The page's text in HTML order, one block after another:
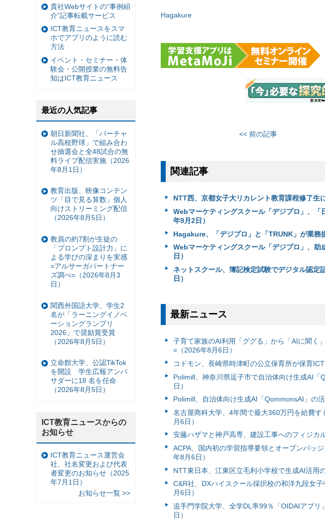
Hagakure
<< 前の記事
関連記事
NTT西、京都女子大リカレント教育課程修了生
Webマーケティングスクール「デジプロ」、
年9月2日）
Hagakure、「デジプロ」と「TRUNK」が業務
Webマーケティングスクール「デジプロ」、
日）
ネットスクール、簿記検定試験でデジタル認
日）
最新ニュース
子育て家族のAI利用「ググる」から「AIに聞く
=（2026年8月6日）
コドモン、長崎県時津町の公立保育所が保育
Polimill、神奈川県逗子市で自治体向け生成AI
日）
Polimill、自治体向け生成AI「QommonsAI」の
名古屋商科大学、4年間で最大360万円を給費
月6日）
安藤ハザマと神戸高専、建設工事へのフィジカ
ACPA、国内初の学習指導要領とオープンバッ
年8月6日）
NTT東日本、江東区立毛利小学校で生成AI活用
C&R社、DXハイスクール採択校の和洋九段女
月6日）
追手門学院大学、全学DL率99％「OIDAIアプ
日）
貴社Webサイトの“事例紹
介”記事転載サービス
ICT教育ニュースをスマ
ホでアプリのように読む
方法
イベント・セミナー・体
験会・公開授業の無料告
知はICT教育ニュース
最近の人気記事
朝日新聞社、「バーチャ
ル高校野球」で組み合わ
せ抽選会と全48試合の無
料ライブ配信実施（2026
年8月1日）
教育出版、映像コンテン
ツ「目で見る算数」個人
向けストリーミング配信
（2026年8月5日）
教員の約7割が生徒の
「プロンプト設計力」に
よる学びの深まりを実感
=アルサーガパートナー
ズ調べ=（2026年8月3
日）
関西外国語大学、学生2
名が「ラーニングイノベ
ーショングランプリ
2026」で奨励賞受賞
（2026年8月5日）
立命館大学、公認TikTok
を開設 学生広報アンバ
サダーに18 名を任命
（2026年8月5日）
ICT教育ニュースからの
お知らせ
ICT教育ニュース運営会
社、社名変更および代表
者変更のお知らせ（2025
年7月1日）
お知らせ一覧 >>